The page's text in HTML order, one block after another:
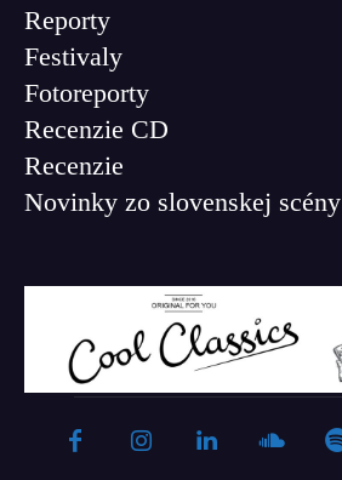
Reporty
Festivaly
Fotoreporty
Recenzie CD
Recenzie
Novinky zo slovenskej scény